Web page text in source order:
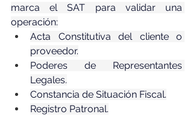
marca el SAT para validar una
operación:
Acta Constitutiva del cliente o
proveedor.
Poderes de Representantes
Legales.
Constancia de Situación Fiscal.
Registro Patronal.